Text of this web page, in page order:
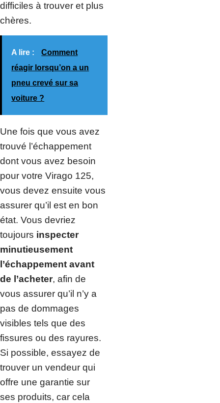
difficiles à trouver et plus
chères.
A lire :
Comment
réagir lorsqu’on a un
pneu crevé sur sa
voiture ?
Une fois que vous avez
trouvé l’échappement
dont vous avez besoin
pour votre Virago 125,
vous devez ensuite vous
assurer qu’il est en bon
état. Vous devriez
toujours inspecter
minutieusement
l’échappement avant
de l’acheter, afin de
vous assurer qu’il n’y a
pas de dommages
visibles tels que des
fissures ou des rayures.
Si possible, essayez de
trouver un vendeur qui
offre une garantie sur
ses produits, car cela